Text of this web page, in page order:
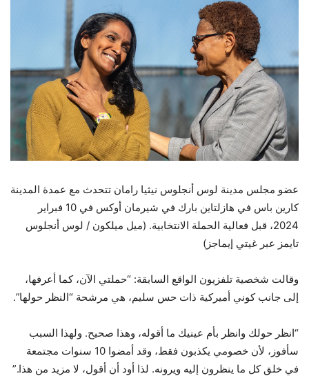
عضو مجلس مدينة لوس أنجلوس نيثيا رامان تتحدث مع عمدة المدينة
كارين باس في هازلتاين بارك في شيرمان أوكس في 10 فبراير
2024، قبل فعالية الحملة الانتخابية.
(ميل ميلكون / لوس أنجلوس
تايمز عبر غيتي إيماجز)
وقالت شخصية تلفزيون الواقع السابقة: “حملتي الآن، كما أعرفها،
إلى جانب كوني أميركية ذات حس سليم، هي مرشحة “النظر حولها”.
“انظر حولك وانظر بأم عينيك ما أقوله، وهذا صحيح. ولهذا السبب
سأفوز، لأن خصومي يكذبون فقط، وقد أمضوا 10 سنوات مجتمعة
في خلق كل ما ينظرون إليه ويرونه. لذا أود أن أقول، لا مزيد من هذا.”